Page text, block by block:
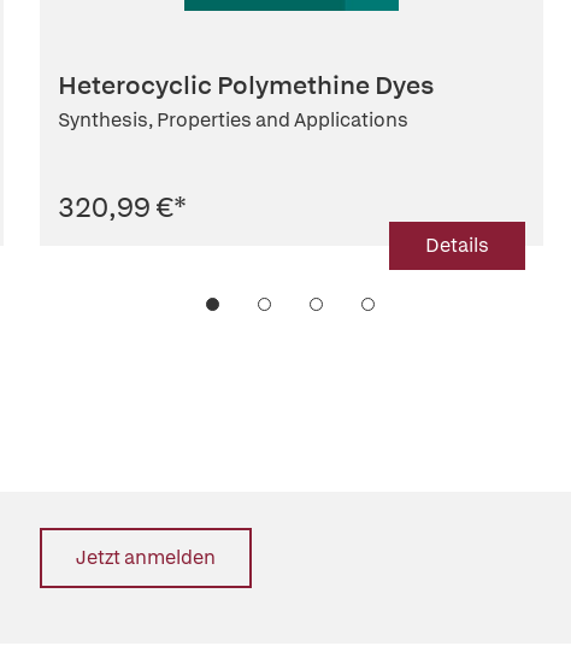
Heterocyclic Polymethine Dyes
Synthesis, Properties and Applications
320,99 €*
Details
Jetzt anmelden